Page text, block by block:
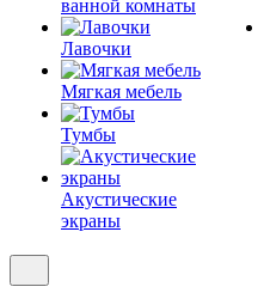
ванной комнаты
Лавочки
Мягкая мебель
Тумбы
Акустические
экраны